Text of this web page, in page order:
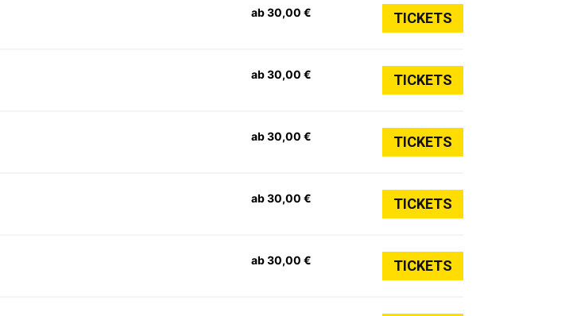
ab 30,00 € TICKETS
ab 30,00 € TICKETS
ab 30,00 € TICKETS
ab 30,00 € TICKETS
ab 30,00 € TICKETS